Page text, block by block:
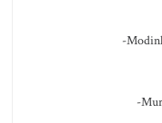
-
-